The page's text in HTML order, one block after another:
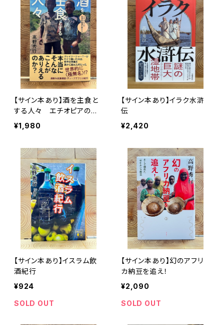
【サイン本あり】酒を主食と
する人々 エチオピアの科
学的秘境を旅する
¥1,980
【サイン本あり】イラク水滸
伝
¥2,420
【サイン本あり】イスラム飲
酒紀行
¥924
SOLD OUT
【サイン本あり】幻のアフリ
カ納豆を追え！
¥2,090
SOLD OUT